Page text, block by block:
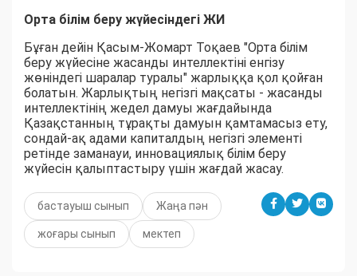
Орта білім беру жүйесіндегі ЖИ
Бұған дейін Қасым-Жомарт Тоқаев "Орта білім
беру жүйесіне жасанды интеллектіні енгізу
жөніндегі шаралар туралы" жарлыққа қол қойған
болатын. Жарлықтың негізгі мақсаты - жасанды
интеллектінің жедел дамуы жағдайында
Қазақстанның тұрақты дамуын қамтамасыз ету,
сондай-ақ адами капиталдың негізгі элементі
ретінде заманауи, инновациялық білім беру
жүйесін қалыптастыру үшін жағдай жасау.
бастауыш сынып Жаңа пән
жоғары сынып мектеп